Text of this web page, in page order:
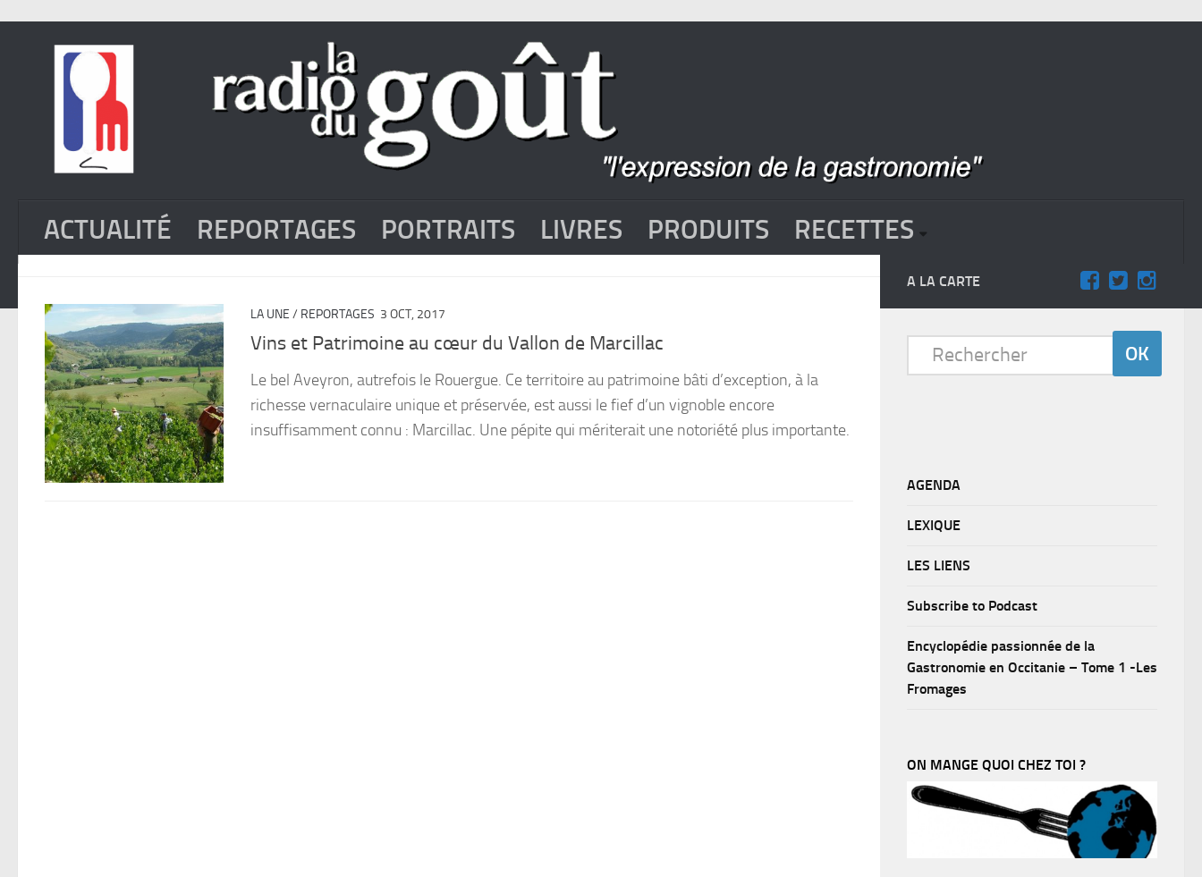
ACTUALITÉ REPORTAGES PORTRAITS LIVRES PRODUITS RECETTES
LA UNE / REPORTAGES 3 OCT, 2017
Vins et Patrimoine au cœur du Vallon de Marcillac
Le bel Aveyron, autrefois le Rouergue. Ce territoire au patrimoine bâti d’exception, à la
richesse vernaculaire unique et préservée, est aussi le fief d’un vignoble encore
insuffisamment connu : Marcillac. Une pépite qui mériterait une notoriété plus importante.
A LA CARTE
AGENDA
LEXIQUE
LES LIENS
Subscribe to Podcast
Encyclopédie passionnée de la
Gastronomie en Occitanie – Tome 1 -Les
Fromages
ON MANGE QUOI CHEZ TOI ?